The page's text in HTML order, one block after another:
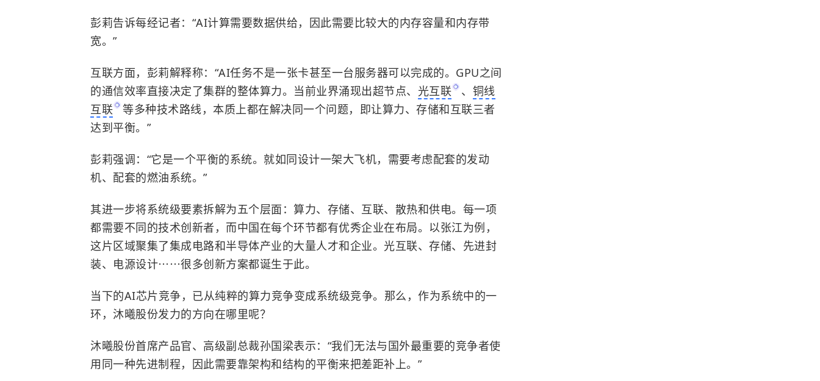
彭莉告诉每经记者：“AI计算需要数据供给，因此需要比较大的内存容量和内存带
宽。”
互联方面，彭莉解释称：“AI任务不是一张卡甚至一台服务器可以完成的。GPU之间
的通信效率直接决定了集群的整体算力。当前业界涌现出超节点、 光互联 、 铜线
互联
等多种技术路线，本质上都在解决同一个问题，即让算力、存储和互联三者
达到平衡。”
彭莉强调：“它是一个平衡的系统。就如同设计一架大飞机，需要考虑配套的发动
机、配套的燃油系统。”
其进一步将系统级要素拆解为五个层面：算力、存储、互联、散热和供电。每一项
都需要不同的技术创新者，而中国在每个环节都有优秀企业在布局。以张江为例，
这片区域聚集了集成电路和半导体产业的大量人才和企业。光互联、存储、先进封
装、电源设计⋯⋯很多创新方案都诞生于此。
当下的AI芯片竞争，已从纯粹的算力竞争变成系统级竞争。那么，作为系统中的一
环，沐曦股份发力的方向在哪里呢？
沐曦股份首席产品官、高级副总裁孙国梁表示：“我们无法与国外最重要的竞争者使
用同一种先进制程，因此需要靠架构和结构的平衡来把差距补上。”